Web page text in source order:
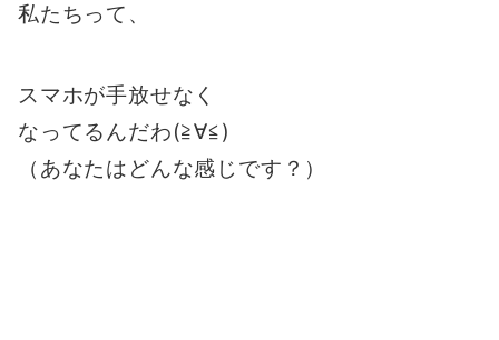
私たちって、
スマホが手放せなく
なってるんだわ(≧∀≦)
（あなたはどんな感じです？）